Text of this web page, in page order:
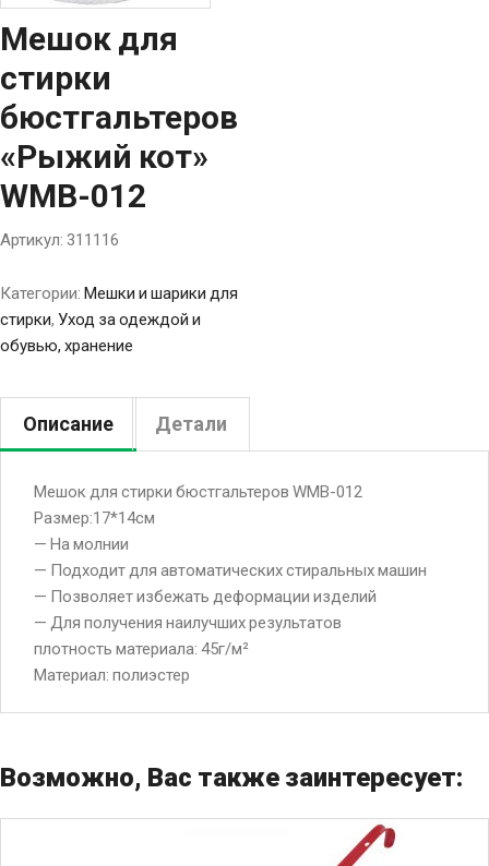
Мешок для
стирки
бюстгальтеров
«Рыжий кот»
WMB-012
Артикул: 311116
Категории: Мешки и шарики для
стирки, Уход за одеждой и
обувью, хранение
Описание Детали
Мешок для стирки бюстгальтеров WMB-012
Размер:17*14см
— На молнии
— Подходит для автоматических стиральных машин
— Позволяет избежать деформации изделий
— Для получения наилучших результатов
плотность материала: 45г/м²
Материал: полиэстер
Возможно, Вас также заинтересует: